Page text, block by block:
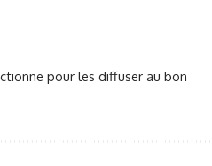
pour les diffuser au bon